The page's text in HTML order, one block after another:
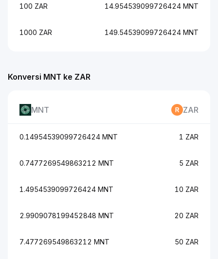
Konversi MNT ke ZAR
MNT ZAR
0.14954539099726424 MNT 1 ZAR
0.7477269549863212 MNT 5 ZAR
1.4954539099726424 MNT 10 ZAR
2.9909078199452848 MNT 20 ZAR
7.477269549863212 MNT 50 ZAR
100 ZAR 14.954539099726424 MNT
1000 ZAR 149.54539099726424 MNT